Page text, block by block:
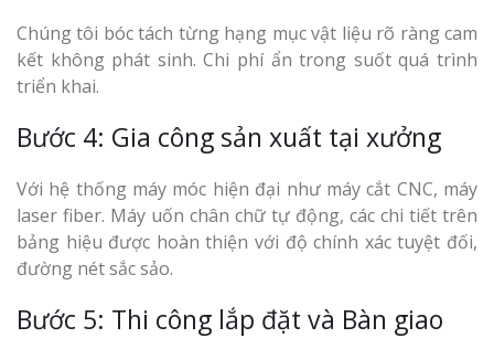
Chúng tôi bóc tách từng hạng mục vật liệu rõ ràng cam
kết không phát sinh. Chi phí ẩn trong suốt quá trình
triển khai.
Bước 4: Gia công sản xuất tại xưởng
Với hệ thống máy móc hiện đại như máy cắt CNC, máy
laser fiber. Máy uốn chân chữ tự động, các chi tiết trên
bảng hiệu được hoàn thiện với độ chính xác tuyệt đối,
đường nét sắc sảo.
Bước 5: Thi công lắp đặt và Bàn giao